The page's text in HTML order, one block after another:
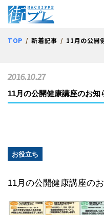
街プ
TOP 新着記事 11月の公開健
11月の公開健康講座のお知
お役立ち
2016.10.27
11月の公開健康講座の